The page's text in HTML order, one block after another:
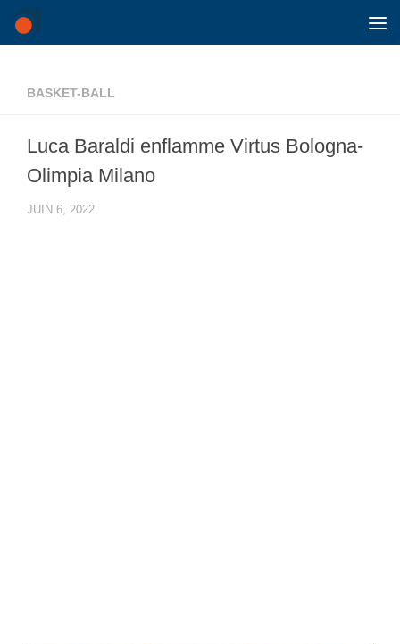
Skip to content
BASKET-BALL
Luca Baraldi enflamme Virtus Bologna-
Olimpia Milano
JUIN 6, 2022